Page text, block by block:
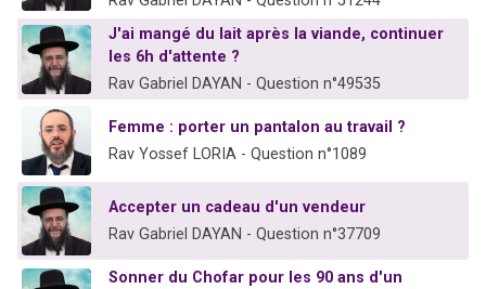
J'ai mangé du lait après la viande, continuer
les 6h d'attente ?
Rav Gabriel DAYAN - Question n°49535
Femme : porter un pantalon au travail ?
Rav Yossef LORIA - Question n°1089
Accepter un cadeau d'un vendeur
Rav Gabriel DAYAN - Question n°37709
Sonner du Chofar pour les 90 ans d'un